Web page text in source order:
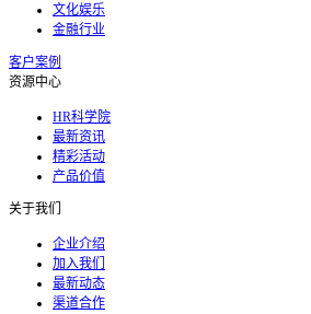
文化娱乐
金融行业
客户案例
资源中心
HR科学院
最新资讯
精彩活动
产品价值
关于我们
企业介绍
加入我们
最新动态
渠道合作